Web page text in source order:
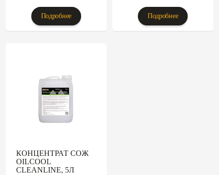
Подробнее Подробнее
КОНЦЕНТРАТ СОЖ
OILCOOL
CLEANLINE, 5Л